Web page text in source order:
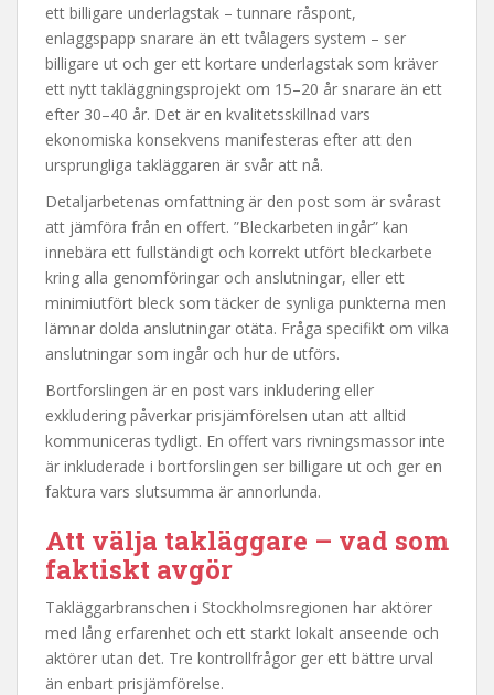
ett billigare underlagstak – tunnare råspont,
enlaggspapp snarare än ett tvålagers system – ser
billigare ut och ger ett kortare underlagstak som kräver
ett nytt takläggningsprojekt om 15–20 år snarare än ett
efter 30–40 år. Det är en kvalitetsskillnad vars
ekonomiska konsekvens manifesteras efter att den
ursprungliga takläggaren är svår att nå.
Detaljarbetenas omfattning är den post som är svårast
att jämföra från en offert. ”Bleckarbeten ingår” kan
innebära ett fullständigt och korrekt utfört bleckarbete
kring alla genomföringar och anslutningar, eller ett
minimiutfört bleck som täcker de synliga punkterna men
lämnar dolda anslutningar otäta. Fråga specifikt om vilka
anslutningar som ingår och hur de utförs.
Bortforslingen är en post vars inkludering eller
exkludering påverkar prisjämförelsen utan att alltid
kommuniceras tydligt. En offert vars rivningsmassor inte
är inkluderade i bortforslingen ser billigare ut och ger en
faktura vars slutsumma är annorlunda.
Att välja takläggare – vad som
faktiskt avgör
Takläggarbranschen i Stockholmsregionen har aktörer
med lång erfarenhet och ett starkt lokalt anseende och
aktörer utan det. Tre kontrollfrågor ger ett bättre urval
än enbart prisjämförelse.